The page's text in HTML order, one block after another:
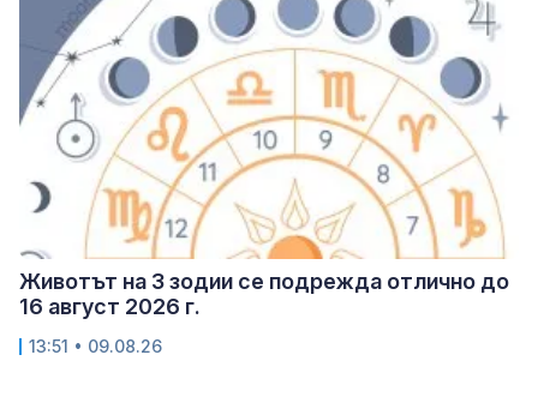
Животът на 3 зодии се подрежда отлично до
16 август 2026 г.
13:51 • 09.08.26